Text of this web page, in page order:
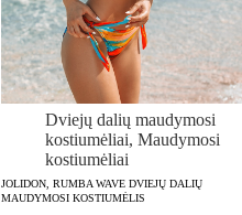
Dviejų dalių maudymosi
kostiumėliai, Maudymosi
kostiumėliai
JOLIDON, RUMBA WAVE DVIEJŲ DALIŲ
MAUDYMOSI KOSTIUMĖLIS